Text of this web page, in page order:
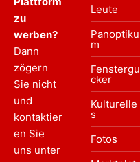
zu
werben?
Dann
zögern
Sie nicht
und
kontaktier
en Sie
uns unter
Leute
Panoptiku
m
Fenstergu
cker
Kulturelle
s
Fotos